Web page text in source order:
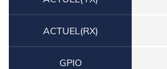
ACTUEL(RX)
GPIO